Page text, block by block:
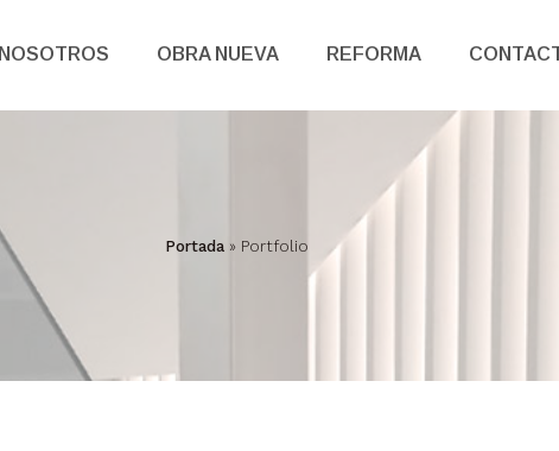
NOSOTROS OBRA NUEVA REFORMA
Portada» Portfolio